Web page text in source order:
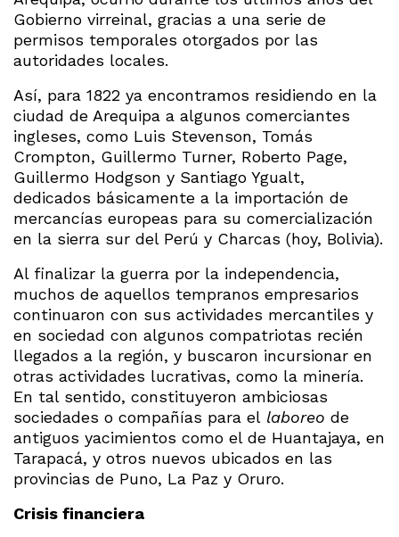
Gobierno virreinal, gracias a una serie de
permisos temporales otorgados por las
autoridades locales.
Así, para 1822 ya encontramos residiendo en la
ciudad de Arequipa a algunos comerciantes
ingleses, como Luis Stevenson, Tomás
Crompton, Guillermo Turner, Roberto Page,
Guillermo Hodgson y Santiago Ygualt,
dedicados básicamente a la importación de
mercancías europeas para su comercialización
en la sierra sur del Perú y Charcas (hoy, Bolivia).
Al finalizar la guerra por la independencia,
muchos de aquellos tempranos empresarios
continuaron con sus actividades mercantiles y
en sociedad con algunos compatriotas recién
llegados a la región, y buscaron incursionar en
otras actividades lucrativas, como la minería.
En tal sentido, constituyeron ambiciosas
sociedades o compañías para el laboreo de
antiguos yacimientos como el de Huantajaya, en
Tarapacá, y otros nuevos ubicados en las
provincias de Puno, La Paz y Oruro.
Crisis financiera